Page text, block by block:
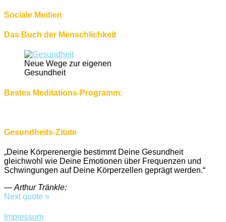
Sociale Medien
Das Buch der Menschlichkeit
Neue Wege zur eigenen
Gesundheit
Bestes Meditations-Programm:
Gesundheits-Zitate
„Deine Körperenergie bestimmt Deine Gesundheit
gleichwohl wie Deine Emotionen über Frequenzen und
Schwingungen auf Deine Körperzellen geprägt werden.“
— Arthur Tränkle:
Next quote »
Impressum